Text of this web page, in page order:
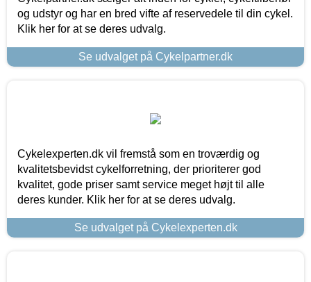
og udstyr og har en bred vifte af reservedele til din cykel.
Klik her for at se deres udvalg.
Se udvalget på Cykelpartner.dk
Cykelexperten.dk vil fremstå som en troværdig og
kvalitetsbevidst cykelforretning, der prioriterer god
kvalitet, gode priser samt service meget højt til alle
deres kunder. Klik her for at se deres udvalg.
Se udvalget på Cykelexperten.dk